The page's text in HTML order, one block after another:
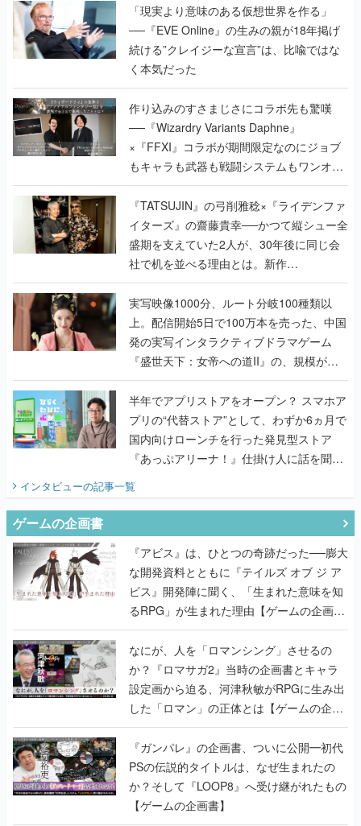
「現実より意味のある仮想世界を作る」
──『EVE Online』の生みの親が18年掲げ
続ける”クレイジーな宣言”は、比喩ではな
く本気だった
作り込みのすさまじさにコラボ先も驚嘆
──『Wizardry Variants Daphne』
×『FFXI』コラボが期間限定なのにジョブ
もキャラも武器も戦闘システムもワンオフ
で作り込まれた理由を両ディレクターに聞
く
『TATSUJIN』の弓削雅稔×『ライデンファ
イターズ』の齋藤貴幸──かつて縦シュー全
盛期を支えていた2人が、30年後に同じ会
社で机を並べる理由とは。新作
『TATSUJIN EXTREME』で初タッグを組
んだレジェンド2人に訊く開発秘話
実写映像1000分、ルート分岐100種類以
上。配信開始5日で100万本を売った、中国
発の実写インタラクティブドラマゲーム
『盛世天下：女帝への道II』の、規模が違
うこだわりをプロデューサーに聞いた
半年でアプリストアをオープン？ スマホア
プリの“代替ストア”として、わずか6ヵ月で
国内向けローンチを行った発見型ストア
『あっぷアリーナ！』仕掛け人に話を聞い
てみた
インタビューの記事一覧
ゲームの企画書
『アビス』は、ひとつの奇跡だった──膨大
な開発資料とともに『テイルズ オブ ジ ア
ビス』開発陣に聞く、「生まれた意味を知
るRPG」が生まれた理由【ゲームの企画
書】
なにが、人を「ロマンシング」させるの
か？『ロマサガ2』当時の企画書とキャラ
設定画から迫る、河津秋敏がRPGに生み出
した「ロマン」の正体とは【ゲームの企画
書】
『ガンパレ』の企画書、ついに公開━初代
PSの伝説的タイトルは、なぜ生まれたの
か？そして『LOOP8』へ受け継がれたもの
【ゲームの企画書】